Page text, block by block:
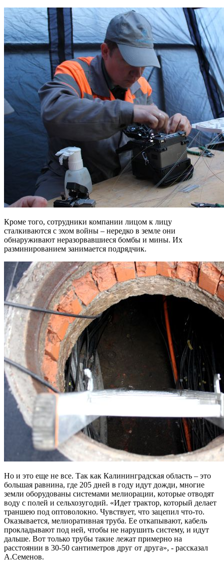
Кроме того, сотрудники компании лицом к лицу
сталкиваются с эхом войны – нередко в земле они
обнаруживают неразорвавшиеся бомбы и мины. Их
разминированием занимается подрядчик.
Но и это еще не все. Так как Калининградская область – это
большая равнина, где 205 дней в году идут дожди, многие
земли оборудованы системами мелиорации, которые отводят
воду с полей и сельхозугодий. «Идет трактор, который делает
траншею под оптоволокно. Чувствует, что зацепил что-то.
Оказывается, мелиоративная труба. Ее откапывают, кабель
прокладывают под ней, чтобы не нарушить систему, и идут
дальше. Вот только трубы такие лежат примерно на
расстоянии в 30-50 сантиметров друг от друга», - рассказал
А.Семенов.